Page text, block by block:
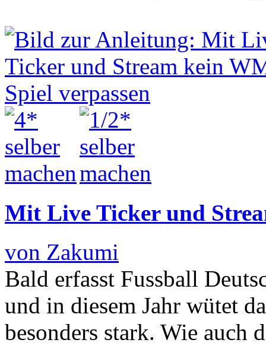
Mit Live Ticker und
von Zakumi
Bald erfasst Fussball
und in diesem Jahr wütet
besonders stark. Wie